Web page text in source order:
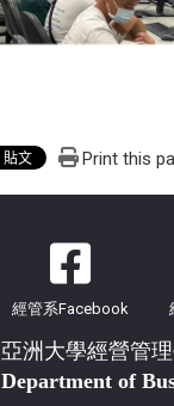
Print this
經管系Facebook
亞洲大學經營管
Department of